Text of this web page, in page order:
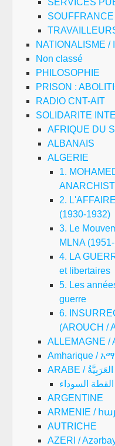
NATIONALISME /
Non classé
PHILOSOPHIE
PRISON :
RADIO CNT-AIT
SOLIDARITE
AFRIQUE DU
ALBANAIS
ALGERIE
1.
2.
(1930-1932)
3. Le
MLNA
4. LA
et libertaires
5. Les
guerre
6.
(AROUCH /
ALLEMAGNE /
Amharique /
ARABE / العَرَبِيَّةُ
ARGENTINE
ARMENIE /
AUTRICHE
AZERI /